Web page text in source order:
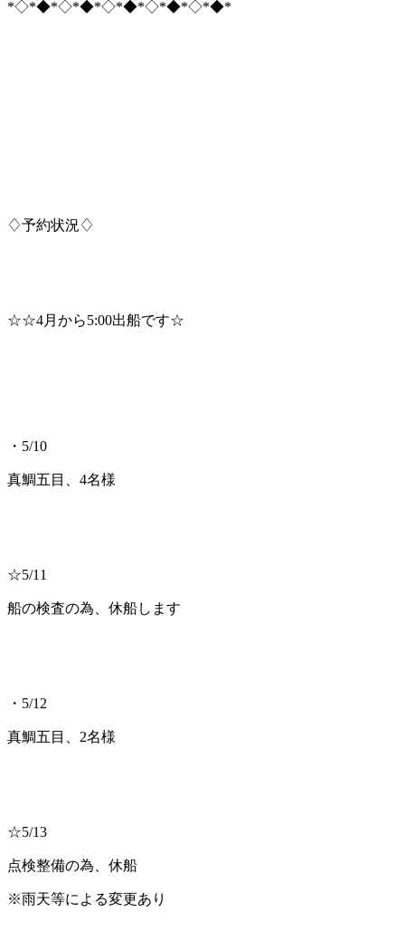
*◇*◆*◇*◆*◇*◆*◇*◆*◇*◆*
♢予約状況♢
☆☆4月から5:00出船です☆
・5/10
真鯛五目、4名様
☆5/11
船の検査の為、休船します
・5/12
真鯛五目、2名様
☆5/13
点検整備の為、休船
※雨天等による変更あり